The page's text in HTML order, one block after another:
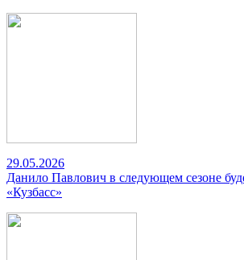
29.05.2026
Данило Павлович в следующем сезоне
«Кузбасс»